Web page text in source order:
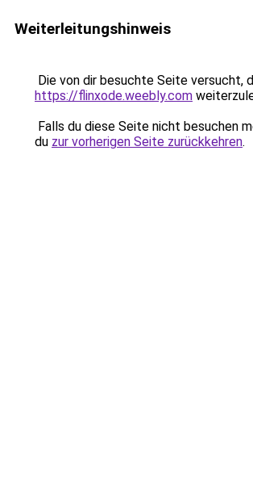
Weiterleitungshinweis
Die von dir besuchte Seite versucht,
https://flinxode.weebly.com
Falls du diese Seite nicht besuchen
du zur vorherigen Seite zurückkehren.